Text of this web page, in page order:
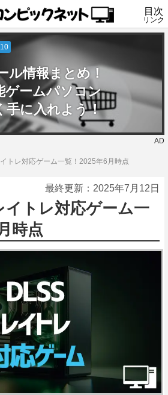
目次
リンク
ル情報まとめ！
ゲームパソコン
手に入れよう！
AD
トレ対応ゲーム一覧！2025年6月時点
最終更新： 2025年7月12日
イトレ対応ゲーム一
時点